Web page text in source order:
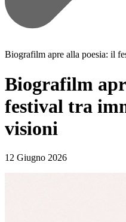
Biografilm apre alla poesia: il
Biografilm
festival tra
visioni
12 Giugno 2026